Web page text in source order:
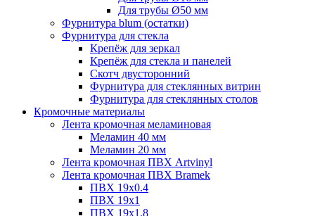
Для трубы Ø50 мм
Фурнитура blum (остатки)
Фурнитура для стекла
Крепёж для зеркал
Крепёж для стекла и панелей
Скотч двусторонний
Фурнитура для стеклянных витрин
Фурнитура для стеклянных столов
Кромочные материалы
Лента кромочная меламиновая
Меламин 40 мм
Меламин 20 мм
Лента кромочная ПВХ Artvinyl
Лента кромочная ПВХ Bramek
ПВХ 19x0.4
ПВХ 19х1
ПВХ 19х1.8